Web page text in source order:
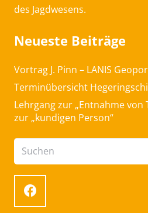
des Jagdwesens.
Neueste Beiträge
Vortrag J. Pinn – LANIS
Terminübersicht
Lehrgang zur „Entnahme
zur „kundigen Person“